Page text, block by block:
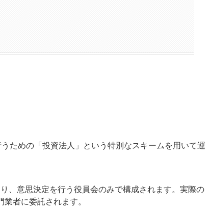
ための「投資法人」という特別なスキームを用いて運
、意思決定を行う役員会のみで構成されます。実際の
者に委託されます。